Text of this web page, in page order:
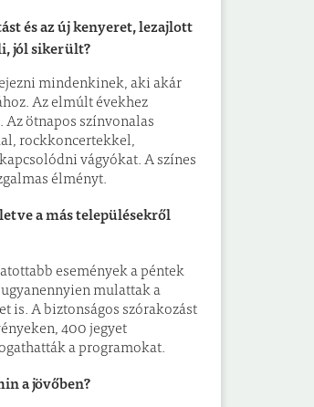
és az új kenyeret, lezajlott
jól sikerült?
mindenkinek, aki akár
Az elmúlt évekhez
Az ötnapos színvonalas
rockkoncertekkel,
vágyókat. A színes
élményt.
a más településekről
események a péntek
mulattak a
is. A biztonságos szórakozást
400 jegyet
a programokat.
a jövőben?